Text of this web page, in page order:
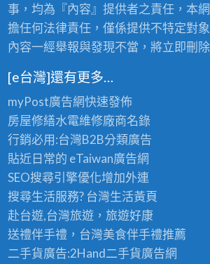
事，均為『內容』提供者之責任，本
擔任何法律責任，僅係提供不特定對
內容一經舉報與發現不當，將立即刪
[e台灣]還有更多…
myPost廣告網快速發佈
房屋修繕水電維修廠商名錄
行銷必用:台灣B2B分類廣告
貼近日常的 eTaiwan廣告網
SEO搜尋引擎優化增加外連
搜尋生活服務? 台灣生活黃頁
赴台遊,台灣旅遊，旅遊好康
送禮伴手禮，台灣美食伴手禮推薦
二手貨廣告:2Hand二手貨廣告網